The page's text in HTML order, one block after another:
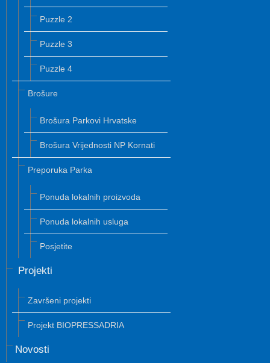
Puzzle 2
Puzzle 3
Puzzle 4
Brošure
Brošura Parkovi Hrvatske
Brošura Vrijednosti NP Kornati
Preporuka Parka
Ponuda lokalnih proizvoda
Ponuda lokalnih usluga
Posjetite
Projekti
Završeni projekti
Projekt BIOPRESSADRIA
Novosti